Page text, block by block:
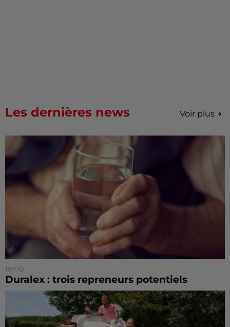
Les dernières news Voir plus
10h10
Duralex : trois repreneurs potentiels